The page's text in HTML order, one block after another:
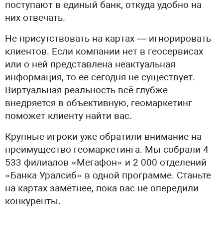
поступают в единый банк, откуда удобно на
них отвечать.
Не присутствовать на картах — игнорировать
клиентов. Если компании нет в геосервисах
или о ней представлена неактуальная
информация, то ее сегодня не существует.
Виртуальная реальность всё глубже
внедряется в объективную, геомаркетинг
поможет клиенту найти вас.
Крупные игроки уже обратили внимание на
преимущество геомаркетинга. Мы собрали 4
533 филиалов «Мегафон» и 2 000 отделений
«Банка Уралсиб» в одной программе. Станьте
на картах заметнее, пока вас не опередили
конкуренты.